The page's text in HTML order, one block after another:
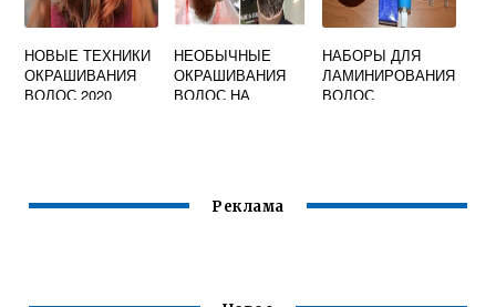
НОВЫЕ ТЕХНИКИ
ОКРАШИВАНИЯ
ВОЛОС 2020
НЕОБЫЧНЫЕ
ОКРАШИВАНИЯ
ВОЛОС НА
НАБОРЫ ДЛЯ
ЛАМИНИРОВАНИЯ
ВОЛОС
Реклама